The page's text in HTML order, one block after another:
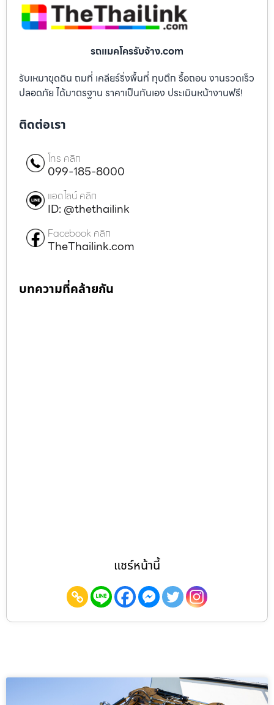
รถแมคโครรับจ้าง.com
รับเหมาขุดดิน ถมที่ เคลียร์ริ่งพื้นที่ ทุบตึก รื้อถอน งานรวดเร็ว
ปลอดภัย ได้มาตรฐาน ราคาเป็นกันเอง ประเมินหน้างานฟรี!
ติดต่อเรา
โทร คลิก
099-185-8000
แอดไลน์ คลิก
ID: @thethailink
Facebook คลิก
TheThailink.com
บทความที่คล้ายกัน
แชร์หน้านี้